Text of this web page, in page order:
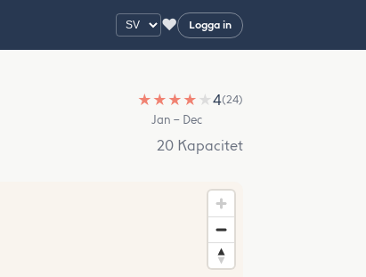
♥ Logga in
★ ★ ★ ★ ★4(24)
Jan – Dec
20 Kapacitet